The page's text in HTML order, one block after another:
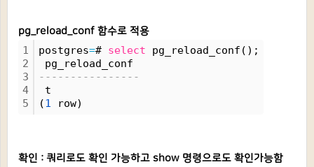
pg_reload_conf 함수로 적용
1
2
3
4
5
postgres=# select pg_reload_conf();
pg_reload_conf
----------------
t
(1 row)
확인 : 쿼리로도 확인 가능하고 show 명령으로도 확인가능함